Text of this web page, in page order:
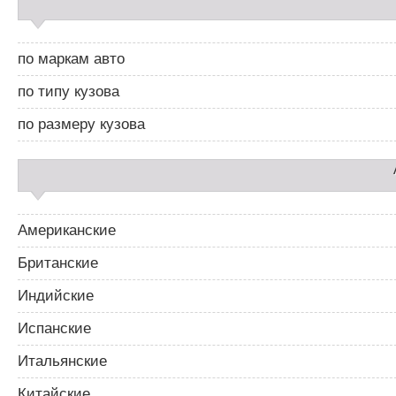
д
б
а
р
2
по маркам авто
по типу кузова
по размеру кузова
Американские
Британские
Индийские
Испанские
Итальянские